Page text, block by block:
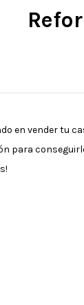
en vender tu
para